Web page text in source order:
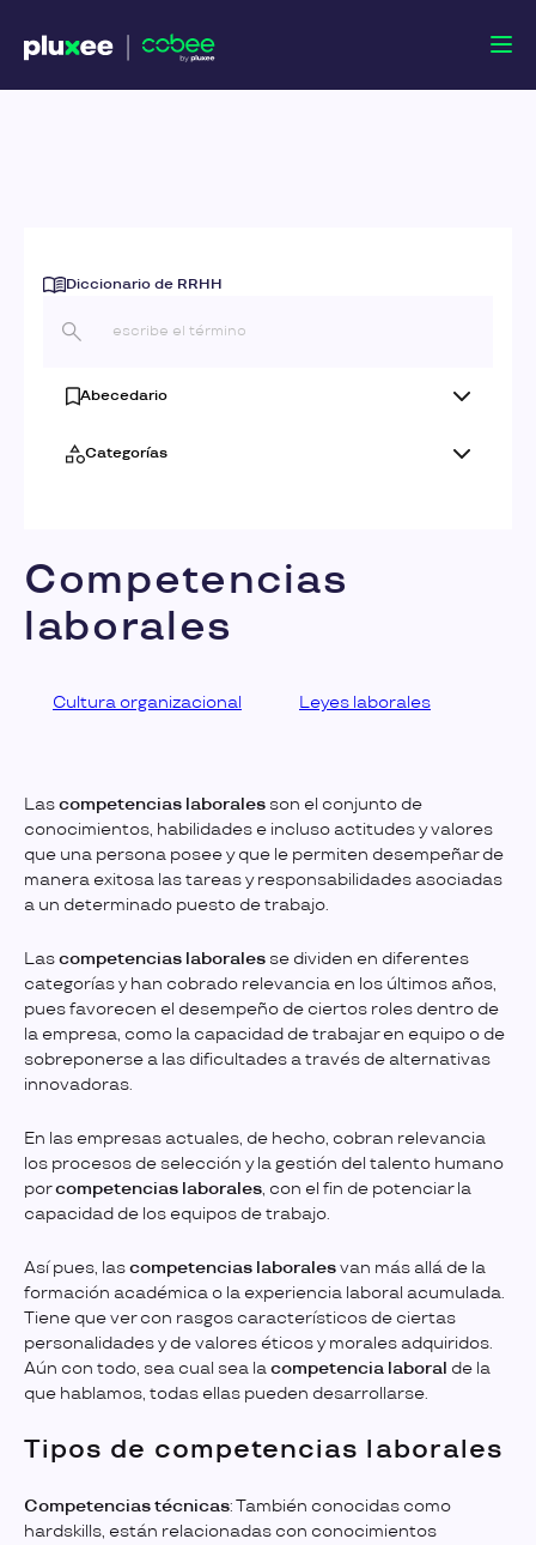
Diccionario de RRHH
Abecedario
Categorías
Competencias
laborales
Cultura organizacional Leyes laborales
Lascompetencias laborales son el conjunto de
conocimientos, habilidades e incluso actitudes y valores
que una persona posee y que le permiten desempeñar de
manera exitosa las tareas y responsabilidades asociadas
a un determinado puesto de trabajo.
Lascompetencias laborales se dividen en diferentes
categorías y han cobrado relevancia en los últimos años,
pues favorecen el desempeño de ciertos roles dentro de
la empresa, como la capacidad de trabajar en equipo o de
sobreponerse a las dificultades a través de alternativas
innovadoras.
En las empresas actuales, de hecho, cobran relevancia
los procesos de selección y la gestión del talento humano
porcompetencias laborales, con el fin de potenciar la
capacidad de los equipos de trabajo.
Así pues, lascompetencias laboralesvan más allá de la
formación académica o la experiencia laboral acumulada.
Tiene que ver con rasgos característicos de ciertas
personalidades y de valores éticos y morales adquiridos.
Aún con todo, sea cual sea lacompetencia laboral de la
que hablamos, todas ellas pueden desarrollarse.
Tipos de competencias laborales
Competencias técnicas: También conocidas como
hardskills, están relacionadas con conocimientos